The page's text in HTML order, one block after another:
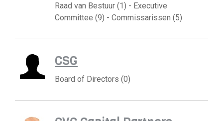
Raad van Bestuur (1) - Executive
Committee (9) - Commissarissen (5)
CSG
Board of Directors (0)